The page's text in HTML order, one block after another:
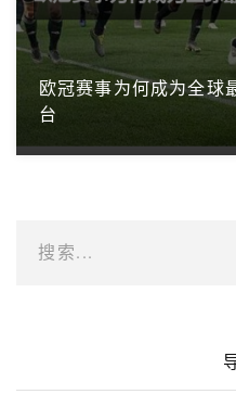
欧冠赛事为何成为全球
台
搜索...